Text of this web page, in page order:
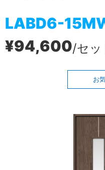
LABD6-
¥94,600/セッ
お